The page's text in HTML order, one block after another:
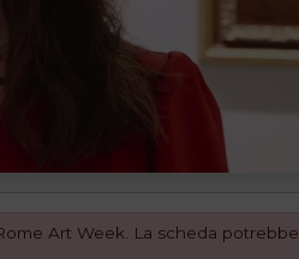
Art Week. La scheda potrebbe